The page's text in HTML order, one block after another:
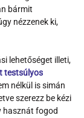
bármit
nézzenek ki,
lehetőséget illeti,
testsúlyos
nélkül is simán
szerezz be kézi
hasznát fogod